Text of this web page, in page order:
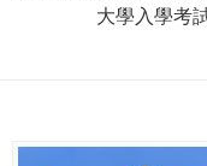
大學入學考